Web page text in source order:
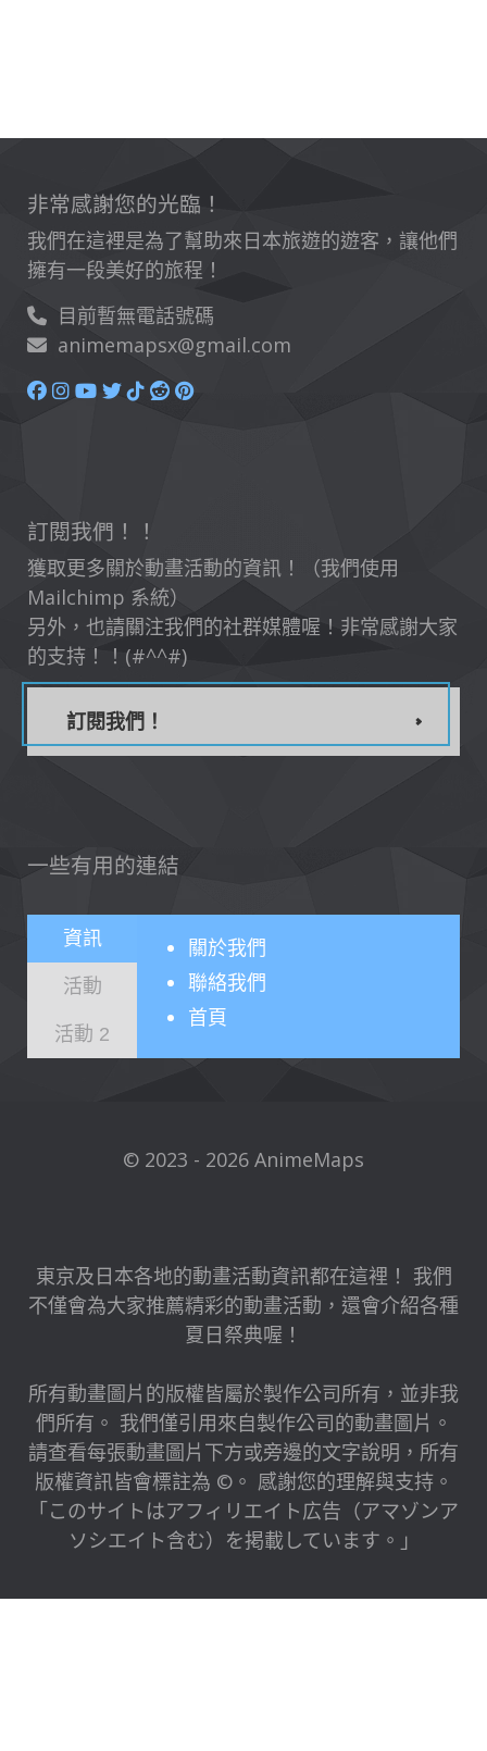
非常感謝您的光臨！
我們在這裡是為了幫助來日本旅遊的遊客，讓他們
擁有一段美好的旅程！
目前暫無電話號碼
animemapsx@gmail.com
訂閱我們！！
獲取更多關於動畫活動的資訊！（我們使用
Mailchimp 系統）
另外，也請關注我們的社群媒體喔！非常感謝大家
的支持！！(#^^#)
訂閱我們！
一些有用的連結
資訊
活動
活動 2
關於我們
聯絡我們
首頁
© 2023 - 2026 AnimeMaps
東京及日本各地的動畫活動資訊都在這裡！ 我們
不僅會為大家推薦精彩的動畫活動，還會介紹各種
夏日祭典喔！
所有動畫圖片的版權皆屬於製作公司所有，並非我
們所有。 我們僅引用來自製作公司的動畫圖片。
請查看每張動畫圖片下方或旁邊的文字說明，所有
版權資訊皆會標註為 ©。 感謝您的理解與支持。
「このサイトはアフィリエイト広告（アマゾンア
ソシエイト含む）を掲載しています。」